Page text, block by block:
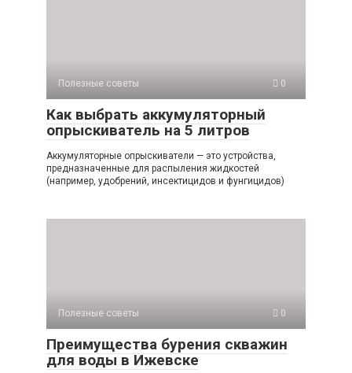
Полезные советы 0
Как выбрать аккумуляторный
опрыскиватель на 5 литров
Аккумуляторные опрыскиватели — это устройства,
предназначенные для распыления жидкостей
(например, удобрений, инсектицидов и фунгицидов)
Полезные советы 0
Преимущества бурения скважин
для воды в Ижевске